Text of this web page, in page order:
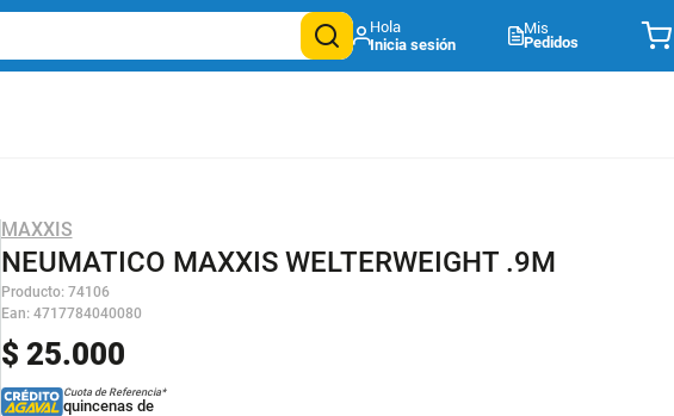
Mis
Pedidos
MAXXIS
NEUMATICO MAXXIS WELTERWEIGHT .9M
Producto: 74106
Ean: 4717784040080
$ 25.000
Cuota de Referencia*
quincenas de